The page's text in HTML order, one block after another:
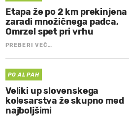
Etapa že po 2 km prekinjena
zaradi množičnega padca,
Omrzel spet pri vrhu
PREBERI VEČ…
PO ALPAH
Veliki up slovenskega
kolesarstva že skupno med
najboljšimi